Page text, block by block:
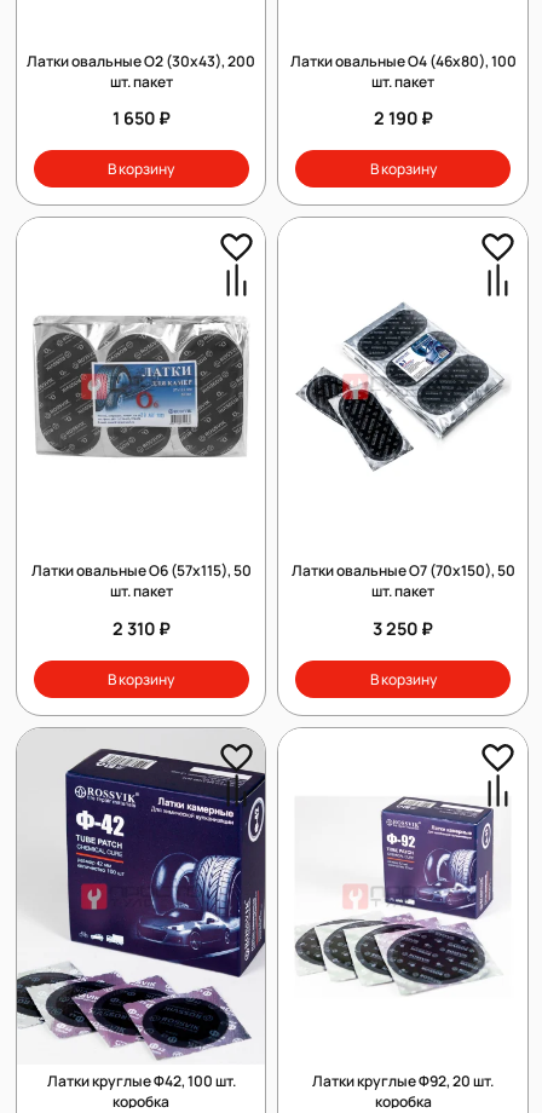
Латки овальные О2 (30х43), 200
шт. пакет
1 650 ₽
В корзину
Латки овальные О4 (46х80), 100
шт. пакет
2 190 ₽
В корзину
Латки овальные О6 (57х115), 50
шт. пакет
2 310 ₽
В корзину
Латки овальные О7 (70х150), 50
шт. пакет
3 250 ₽
В корзину
Латки круглые Ф42, 100 шт.
коробка
Латки круглые Ф92, 20 шт.
коробка